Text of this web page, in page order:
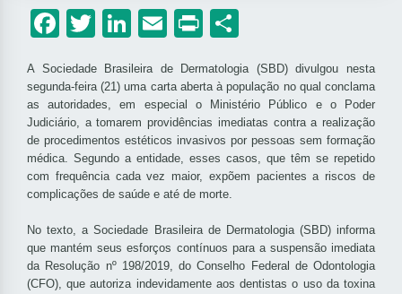
Facebook
Twitter
LinkedIn
Email
Print
A Sociedade Brasileira de Dermatologia (SBD) divulgou nesta
segunda-feira (21) uma carta aberta à população no qual conclama
as autoridades, em especial o Ministério Público e o Poder
Judiciário, a tomarem providências imediatas contra a realização
de procedimentos estéticos invasivos por pessoas sem formação
médica. Segundo a entidade, esses casos, que têm se repetido
com frequência cada vez maior, expõem pacientes a riscos de
complicações de saúde e até de morte.
No texto, a Sociedade Brasileira de Dermatologia (SBD) informa
que mantém seus esforços contínuos para a suspensão imediata
da Resolução nº 198/2019, do Conselho Federal de Odontologia
(CFO), que autoriza indevidamente aos dentistas o uso da toxina